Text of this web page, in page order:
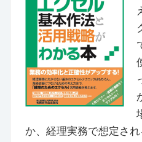
か、経理実務で想定さ